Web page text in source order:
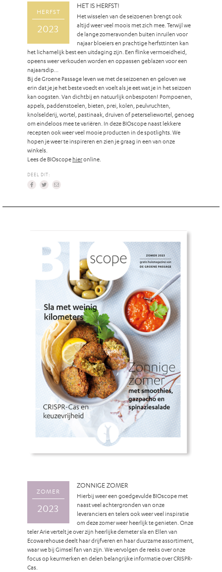
HERFST
2023
HET IS HERFST!
Het wisselen van de seizoenen brengt ook
altijd weer veel moois met zich mee. Terwijl we
de lange zomeravonden buiten inruilen voor
najaar bloeiers en prachtige herfsttinten kan
het lichamelijk best een uitdaging zijn. Een flinke vermoeidheid,
opeens weer verkouden worden en oppassen geblazen voor een
najaarsdip…
Bij de Groene Passage leven we met de seizoenen en geloven we
erin dat je je het beste voedt en voelt als je eet wat je in het seizoen
kan oogsten. Van dichtbij en natuurlijk onbespoten! Pompoenen,
appels, paddenstoelen, bieten, prei, kolen, peulvruchten,
knolselderij, wortel, pastinaak, druiven of peterseliewortel, genoeg
om eindeloos mee te variëren. In deze BIOscope naast lekkere
recepten ook weer veel mooie producten in de spotlights. We
hopen je weer te inspireren en zien je graag in een van onze
winkels.
Lees de BIOscopehieronline.
DEEL DIT:
ZOMER
2023
ZONNIGE ZOMER
Hierbij weer een goedgevulde BIOscope met
naast veel achtergronden van onze
leveranciers en telers ook weer veel inspiratie
om deze zomer weer heerlijk te genieten. Onze
teler Arie vertelt je over zijn heerlijke demeter sla en Ellen van
Ecowarehouse deelt haar drijfveren en haar duurzame assortiment,
waar we bij Gimsel fan van zijn. We vervolgen de reeks over onze
focus op keurmerken en delen belangrijke informatie over CRISPR-
Cas.